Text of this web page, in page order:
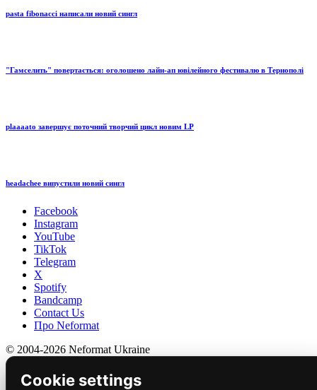
pasta fibonacci написали новий сингл
"Гамселить" повертається: оголошено лайн-ап ювілейного фестивалю в Тернополі
plaaaato завершує поточний творчий цикл новим LP
headachee випустили новий сингл
Facebook
Instagram
YouTube
TikTok
Telegram
X
Spotify
Bandcamp
Contact Us
Про Neformat
© 2004-2026 Neformat Ukraine
Cookie settings